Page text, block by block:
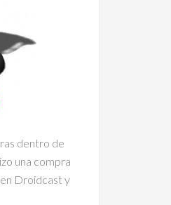
dentro de
una compra
Droidcast y